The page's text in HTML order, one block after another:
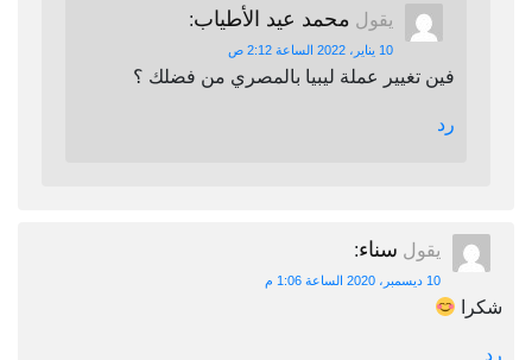
يقول محمد عيد الأطياب:
10 يناير، 2022 الساعة 2:12 ص
فين تغيير عملة ليبيا بالمصري من فضلك ؟
رد
يقول سناء:
10 ديسمبر، 2020 الساعة 1:06 م
شكرا
رد